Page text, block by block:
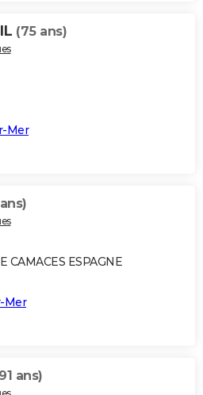
(75 ans)
Mer
CAMACES ESPAGNE
Mer
ans)